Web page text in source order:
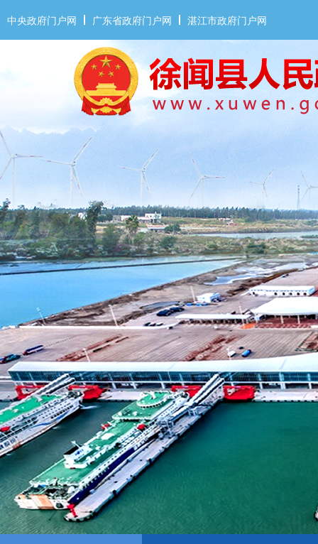
中央政府门户网 广东省政府门户网 湛江市政府门户网